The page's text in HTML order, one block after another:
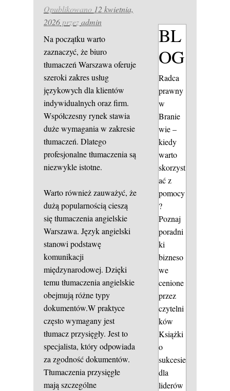
Opublikowano 12 kwietnia,
2026przezadmin
Na początku warto
zaznaczyć, że biuro
tłumaczeń Warszawa oferuje
szeroki zakres usług
językowych dla klientów
indywidualnych oraz firm.
Współczesny rynek stawia
duże wymagania w zakresie
tłumaczeń. Dlatego
profesjonalne tłumaczenia są
niezwykle istotne.
Warto również zauważyć, że
dużą popularnością cieszą
się tłumaczenia angielskie
Warszawa. Język angielski
stanowi podstawę
komunikacji
międzynarodowej. Dzięki
temu tłumaczenia angielskie
obejmują różne typy
dokumentów.W praktyce
często wymagany jest
tłumacz przysięgły. Jest to
specjalista, który odpowiada
za zgodność dokumentów.
Tłumaczenia przysięgłe
mają szczególne
BL
OG
Radca
prawny
w
Branie
wie –
kiedy
warto
skorzyst
ać z
pomocy
?
Poznaj
poradni
ki
bizneso
we
cenione
przez
czytelni
ków
Książki
o
sukcesie
dla
liderów